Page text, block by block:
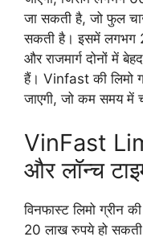
जा सकती है, जो फुल
सकती है। इसमें लगभग
और राजमार्ग दोनों में
हैं। Vinfast की लिमो
जाएगी, जो कम समय में
VinFast
और लॉन्च
विनफास्ट लिमो ग्रीन
20 लाख रुपये हो